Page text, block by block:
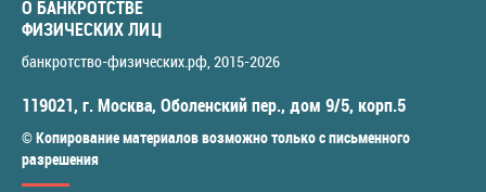
О БАНКРОТСТВЕ
ФИЗИЧЕСКИХ ЛИЦ
банкротство-физических.рф , 2015-2026
119021, г. Москва, Оболенский пер., дом 9/5, корп.5
© Копирование материалов возможно только с письменного
разрешения